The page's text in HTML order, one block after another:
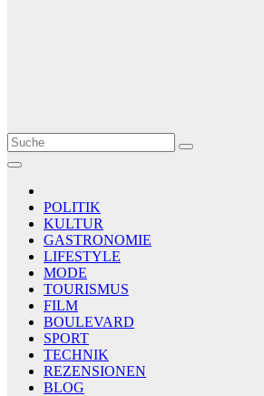
Le Matin
AGENCE DE PRESSE
POLITIK
KULTUR
GASTRONOMIE
LIFESTYLE
MODE
TOURISMUS
FILM
BOULEVARD
SPORT
TECHNIK
REZENSIONEN
BLOG